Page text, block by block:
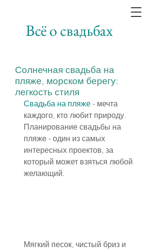
Всё о свадьбах
Солнечная свадьба на
пляже, морском берегу:
легкость стиля
Свадьба на пляже - мечта
каждого, кто любит природу.
Планирование свадьбы на
пляже - один из самых
интересных проектов, за
который может взяться любой
желающий.
Мягкий песок, чистый бриз и